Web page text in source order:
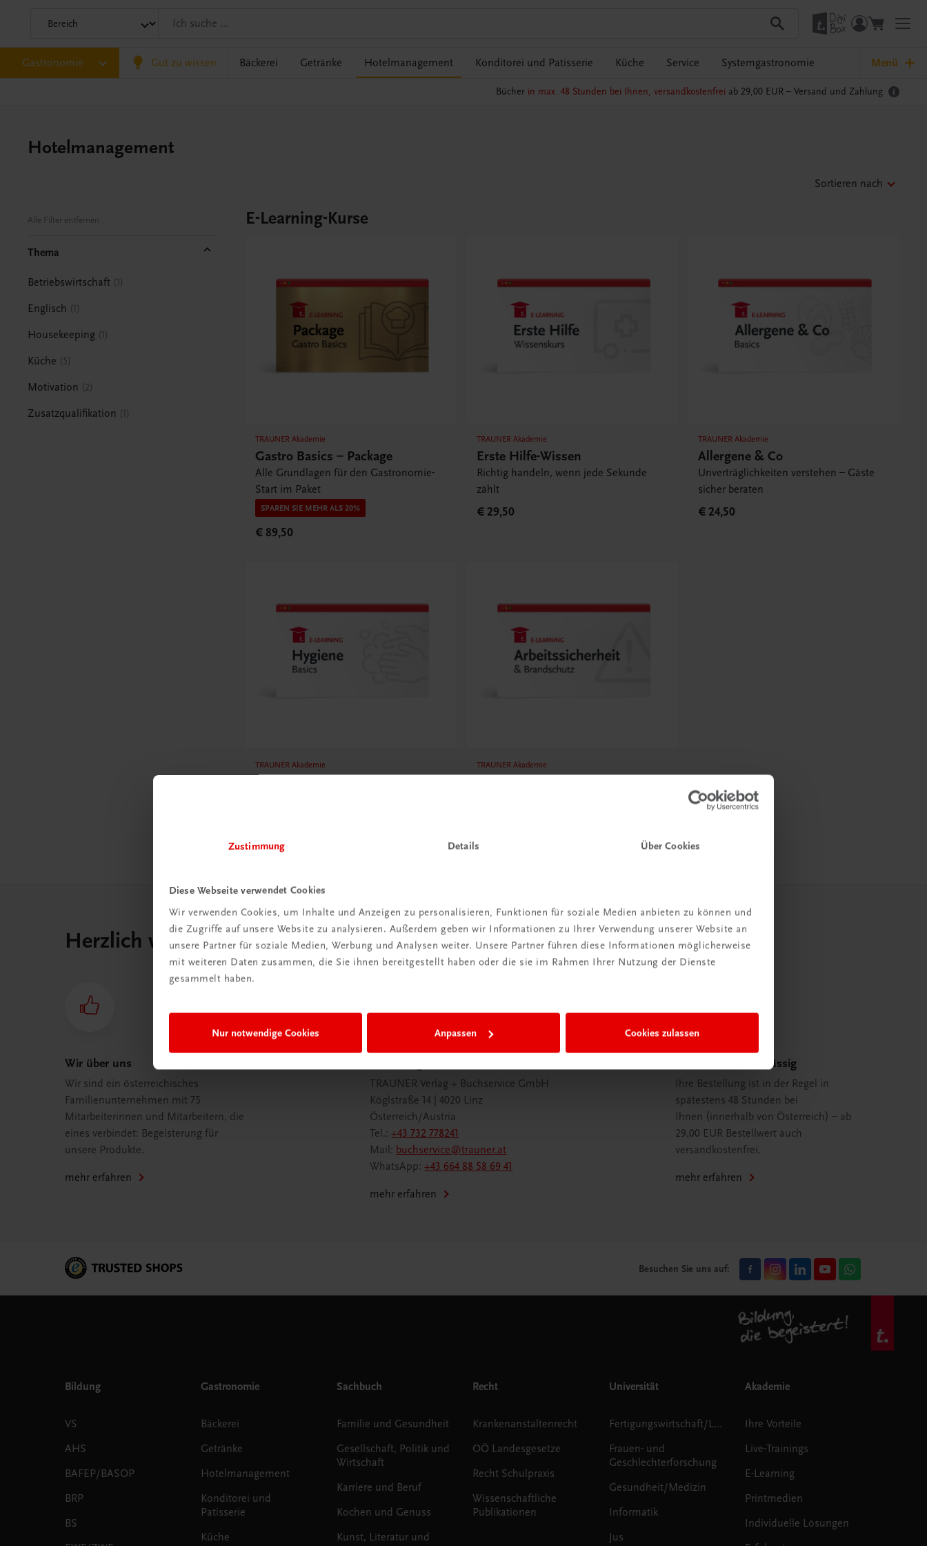
Zustimmung Details Über Cookies
Diese Webseite verwendet Cookies
Wir verwenden Cookies, um Inhalte und Anzeigen zu personalisieren, Funktionen für soziale Medien anbieten zu können und
die Zugriffe auf unsere Website zu analysieren. Außerdem geben wir Informationen zu Ihrer Verwendung unserer Website an
unsere Partner für soziale Medien, Werbung und Analysen weiter. Unsere Partner führen diese Informationen möglicherweise
mit weiteren Daten zusammen, die Sie ihnen bereitgestellt haben oder die sie im Rahmen Ihrer Nutzung der Dienste
gesammelt haben.
Nur notwendige Cookies Anpassen Cookies zulassen
Gastronomie Gut zu wissen Bäckerei Getränke Hotelmanagement Konditorei und Patisserie Küche Service Systemgastronomie Menü
Bücher in max. 48 Stunden bei Ihnen, versandkostenfrei ab 29,00 EUR – Versand und Zahlung
Hotelmanagement
Sortieren nach
Alle Filter entfernen
Thema
Betriebswirtschaft 1
Englisch 1
Housekeeping 1
Küche 5
Motivation 2
Zusatzqualifikation 1
E-Learning-Kurse
TRAUNER Akademie
Gastro Basics – Package
Alle Grundlagen für den Gastronomie-
Start im Paket
SPAREN SIE MEHR ALS 20%
€ 89,50
TRAUNER Akademie
Erste Hilfe-Wissen
Richtig handeln, wenn jede Sekunde
zählt
€ 29,50
TRAUNER Akademie
Allergene & Co
Unverträglichkeiten verstehen – Gäste
sicher beraten
€ 24,50
TRAUNER Akademie TRAUNER Akademie
Herzlich willkommen bei TRAUNER!
Wir über uns
Wir sind ein österreichisches
Familienunternehmen mit 75
Mitarbeiterinnen und Mitarbeitern, die
eines verbindet: Begeisterung für
unsere Produkte.
mehr erfahren
TRAUNER Verlag + Buchservice GmbH
Köglstraße 14 | 4020 Linz
Österreich/Austria
Tel.:+43 732 778241
Mail: buchservice@trauner.at
WhatsApp:+43 664 88 58 69 41
mehr erfahren
Schnell und zuverlässig
Ihre Bestellung ist in der Regel in
spätestens 48 Stunden bei
Ihnen (innerhalb von Österreich) – ab
29,00 EUR Bestellwert auch
versandkostenfrei.
mehr erfahren
Besuchen Sie uns auf:
Bildung
VS
AHS
BAFEP/BASOP
BRP
BS
Gastronomie
Bäckerei
Getränke
Hotelmanagement
Konditorei und
Patisserie
Küche
Sachbuch
Familie und Gesundheit
Gesellschaft, Politik und
Wirtschaft
Karriere und Beruf
Kochen und Genuss
Kunst, Literatur und
Recht
Krankenanstaltenrecht
OÖ Landesgesetze
Recht Schulpraxis
Wissenschaftliche
Publikationen
Universität
Fertigungswirtschaft/Logistik
Frauen- und
Geschlechterforschung
Gesundheit/Medizin
Informatik
Jus
Akademie
Ihre Vorteile
Live-Trainings
E-Learning
Printmedien
Individuelle Lösungen